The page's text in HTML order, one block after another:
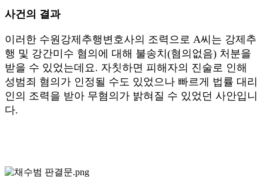
사건의 결과
이러한 수원강제추행변호사의 조력으로 A씨는 강제추
행 및 강간미수 혐의에 대해 불송치(혐의없음) 처분을
받을 수 있었는데요. 자칫하면 피해자의 진술로 인해
성범죄 혐의가 인정될 수도 있었으나 빠르게 법률 대리
인의 조력을 받아 무혐의가 밝혀질 수 있었던 사안입니
다.